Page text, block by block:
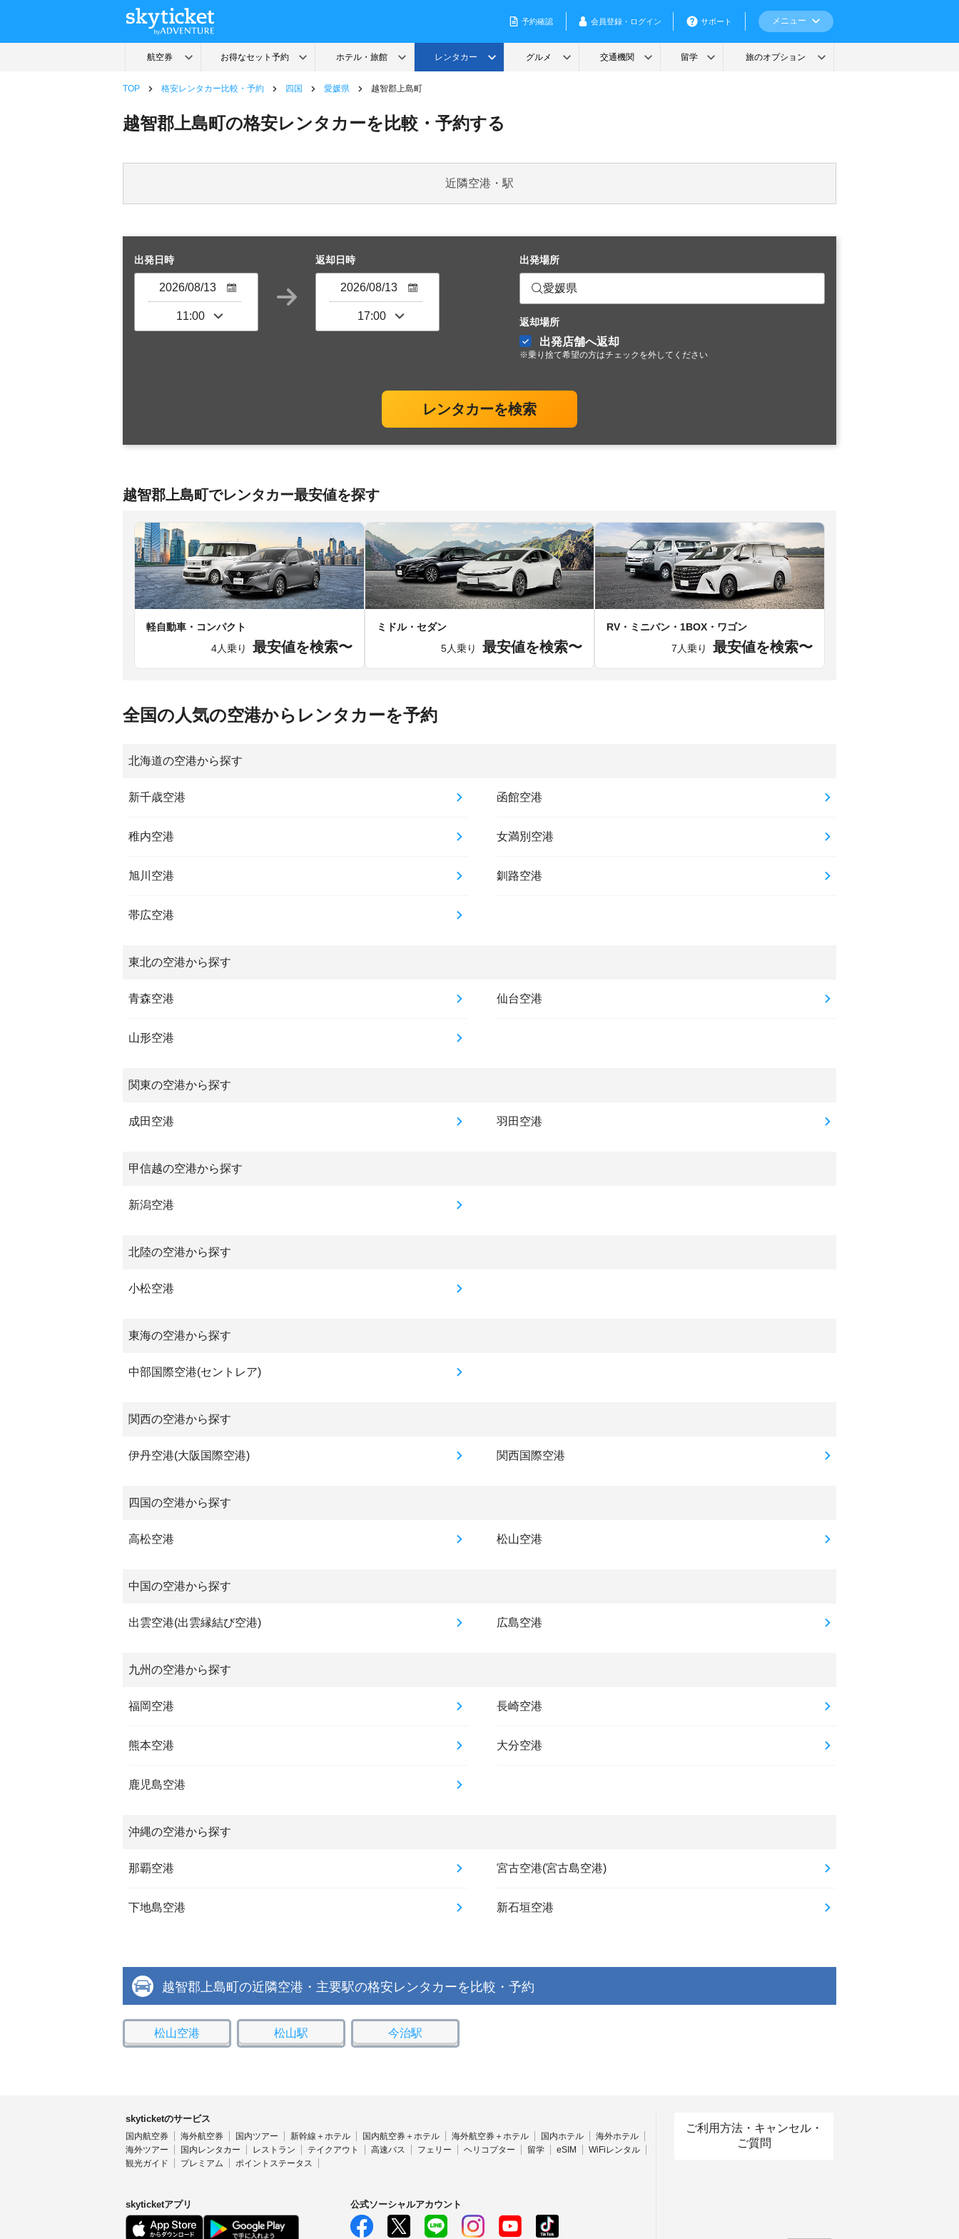
TOP 格安レンタカー比較・予約 四国 愛媛県 越智郡上島町
越智郡上島町の格安レンタカーを比較・予約する
近隣空港・駅
出発日時 返却日時 出発場所
愛媛県
返却場所
出発店舗へ返却
※乗り捨て希望の方はチェックを外してください
レンタカーを検索
越智郡上島町でレンタカー最安値を探す
軽自動車・コンパクト
4人乗り
最安値を検索〜
ミドル・セダン
5人乗り
最安値を検索〜
RV・ミニバン・1BOX・ワゴン
7人乗り
最安値を検索〜
全国の人気の空港からレンタカーを予約
北海道の空港から探す
新千歳空港 函館空港
稚内空港 女満別空港
旭川空港 釧路空港
帯広空港
東北の空港から探す
青森空港 仙台空港
山形空港
関東の空港から探す
成田空港 羽田空港
甲信越の空港から探す
新潟空港
北陸の空港から探す
小松空港
東海の空港から探す
中部国際空港(セントレア)
関西の空港から探す
伊丹空港(大阪国際空港) 関西国際空港
四国の空港から探す
高松空港 松山空港
中国の空港から探す
出雲空港(出雲縁結び空港) 広島空港
九州の空港から探す
福岡空港 長崎空港
熊本空港 大分空港
鹿児島空港
沖縄の空港から探す
那覇空港 宮古空港(宮古島空港)
下地島空港 新石垣空港
越智郡上島町の近隣空港・主要駅の格安レンタカーを比較・予約
松山空港 松山駅 今治駅